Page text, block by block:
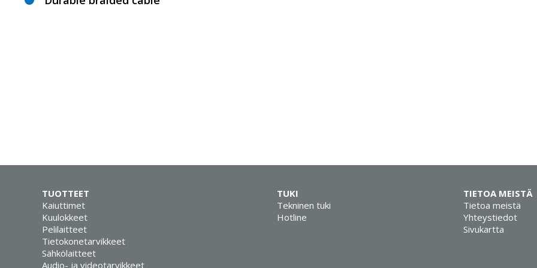
TUOTTEET
Kaiuttimet
Kuulokkeet
Pelilaitteet
Tietokonetarvikkeet
Sähkölaitteet
Audio- ja videotarvikkeet
TUKI
Tekninen tuki
Hotline
TIETOA MEISTÄ
Tietoa meistä
Yhteystiedot
Sivukartta